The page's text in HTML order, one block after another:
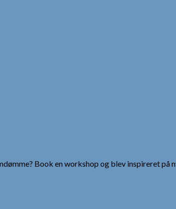
Book en workshop og blev inspireret på